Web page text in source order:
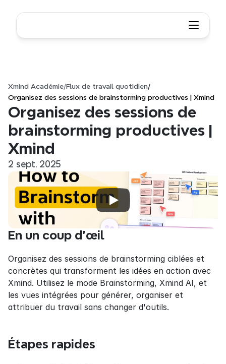
Xmind Académie/Flux de travail quotidien/
Organisez des sessions de brainstorming productives | Xmind
Organisez des sessions de
brainstorming productives |
Xmind
2 sept. 2025
En un coup d'œil
Organisez des sessions de brainstorming ciblées et
concrètes qui transforment les idées en action avec
Xmind. Utilisez le mode Brainstorming, Xmind AI, et
les vues intégrées pour générer, organiser et
attribuer du travail sans changer d'outils.
Étapes rapides